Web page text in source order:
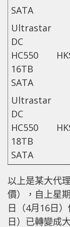
SATA
Ultrastar
DC
HC550
16TB
SATA
Ultrastar
DC
HC550
18TB
SATA
以上是某大代
價），自上星
日（4月16日
日）已轉變成